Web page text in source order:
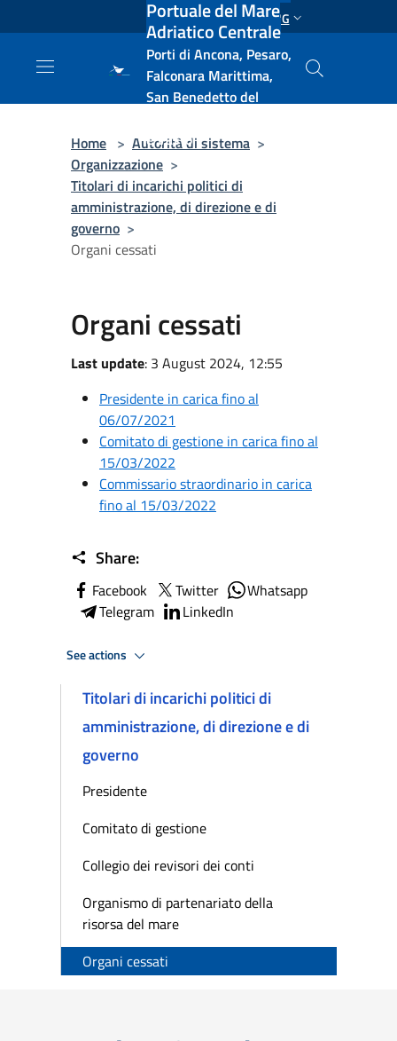
Salta al contenuto principale ENG
Portuale del Mare
Adriatico Centrale
Porti di Ancona, Pesaro,
Falconara Marittima,
San Benedetto del
e Vasto
Home > Autorità di sistema >
Organizzazione >
Titolari di incarichi politici di
amministrazione, di direzione e di
governo >
Organi cessati
Organi cessati
Last update: 3 August 2024, 12:55
Presidente in carica fino al
06/07/2021
Comitato di gestione in carica fino al
15/03/2022
Commissario straordinario in carica
fino al 15/03/2022
Share:
Facebook Twitter
Whatsapp
Telegram
LinkedIn
See actions
Titolari di incarichi politici di
amministrazione, di direzione e di
governo
Presidente
Comitato di gestione
Collegio dei revisori dei conti
Organismo di partenariato della
risorsa del mare
Organi cessati